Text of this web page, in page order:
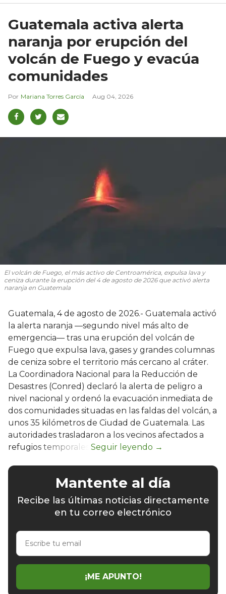
Guatemala activa alerta
naranja por erupción del
volcán de Fuego y evacúa
comunidades
Mariana Torres García Aug 04, 2026
El volcán de Fuego, el más activo de Centroamérica, expulsa lava y
ceniza durante la erupción del 4 de agosto de 2026 que activó alerta
naranja en Guatemala
Guatemala, 4 de agosto de 2026.- Guatemala activó
la alerta naranja —segundo nivel más alto de
emergencia— tras una erupción del volcán de
Fuego que expulsa lava, gases y grandes columnas
de ceniza sobre el territorio más cercano al cráter.
La Coordinadora Nacional para la Reducción de
Desastres (Conred) declaró la alerta de peligro a
nivel nacional y ordenó la evacuación inmediata de
dos comunidades situadas en las faldas del volcán, a
unos 35 kilómetros de Ciudad de Guatemala. Las
autoridades trasladaron a los vecinos afectados a
refugios temporales.
Mantente al día
Recibe las últimas noticias directamente
en tu correo electrónico
Escribe
email
¡ME APUNTO!